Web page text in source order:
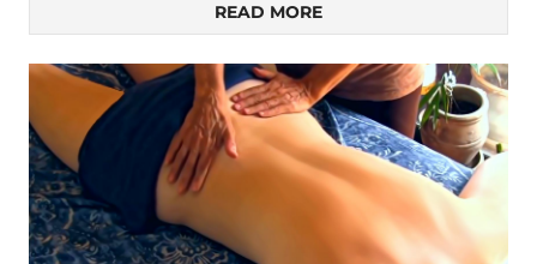
READ MORE